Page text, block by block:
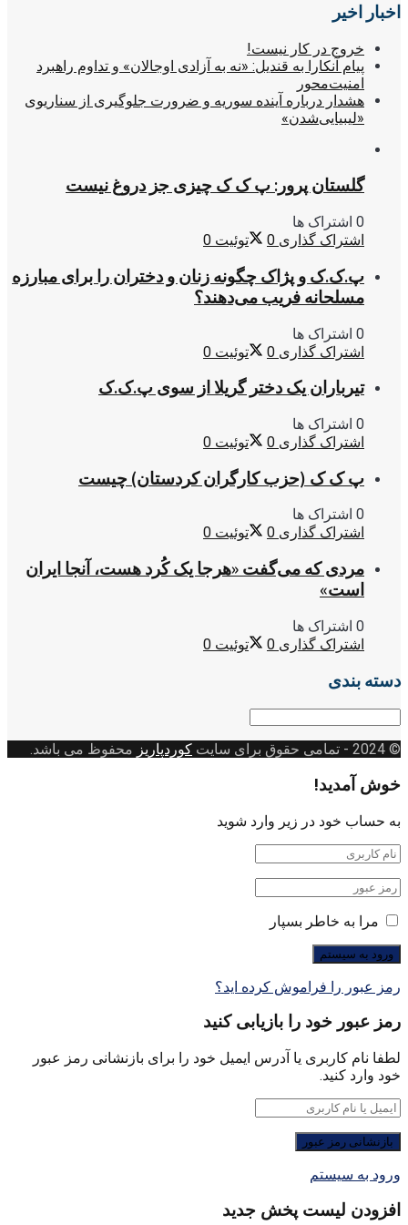
اخبار اخیر
خروج در کار نیست!
پیام آنکارا به قندیل: «نه به آزادی اوجالان» و تداوم راهبرد
امنیت‌محور
هشدار درباره آینده سوریه و ضرورت جلوگیری از سناریوی
«لیبیایی‌شدن»
گلستان پرور: پ ک ک چیزی جز دروغ نیست
0 اشتراک ها
اشتراک گذاری 0 توئیت 0
پ.ک.ک و پژاک چگونه زنان و دختران را برای مبارزه
مسلحانه فریب می‌دهند؟
0 اشتراک ها
اشتراک گذاری 0 توئیت 0
تیرباران یک دختر گریلا از سوی پ.ک.ک
0 اشتراک ها
اشتراک گذاری 0 توئیت 0
پ ک ک (حزب کارگران کردستان) چیست
0 اشتراک ها
اشتراک گذاری 0 توئیت 0
مردی که می‌گفت «هرجا یک کُرد هست، آنجا ایران
است»
0 اشتراک ها
اشتراک گذاری 0 توئیت 0
دسته بندی
© 2024
- تمامی حقوق برای سایت کوردپاریز محفوظ می باشد.
خوش آمدید!
به حساب خود در زیر وارد شوید
مرا به خاطر بسپار
رمز عبور را فراموش کرده اید؟
رمز عبور خود را بازیابی کنید
لطفا نام کاربری یا آدرس ایمیل خود را برای بازنشانی رمز عبور
خود وارد کنید.
ورود به سیستم
افزودن لیست پخش جدید